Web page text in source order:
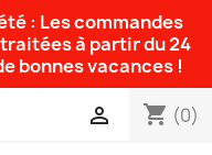
: Les commandes
à partir du 24
bonnes vacances !
shopping_cart (0)
